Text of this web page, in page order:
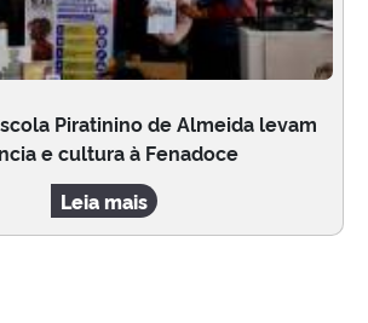
Piratinino de Almeida levam
e cultura à Fenadoce
Leia mais